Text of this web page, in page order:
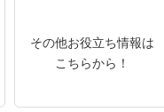
その他お役立ち情報は
こちらから！